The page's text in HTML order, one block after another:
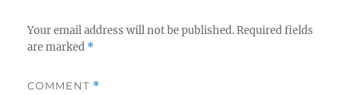
Your email address will not be published. Required fields
are marked *
COMMENT *